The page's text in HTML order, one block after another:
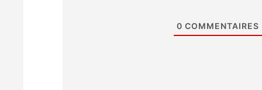
0 COMMENTAIRES